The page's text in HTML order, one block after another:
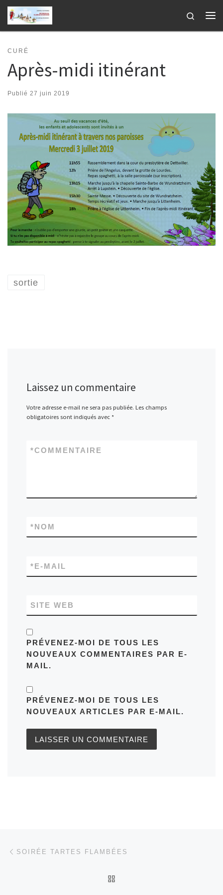
Passer au contenu
Search
CURÉ
Après-midi itinérant
Publié 27 juin 2019
sortie
Laissez un commentaire
Votre adresse e-mail ne sera pas publiée. Les champs
obligatoires sont indiqués avec *
COMMENTAIRE
*
NOM
*
E-MAIL
*
SITE WEB
PRÉVENEZ-MOI DE TOUS LES
NOUVEAUX COMMENTAIRES PAR E-
MAIL.
PRÉVENEZ-MOI DE TOUS LES
NOUVEAUX ARTICLES PAR E-MAIL.
Parcourir les articles
SOIRÉE TARTES FLAMBÉES